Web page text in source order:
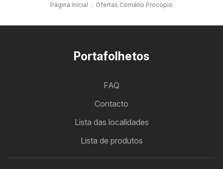
Página Inicial Ofertas Cornélio Procópio
Portafolhetos
FAQ
Contacto
Lista das localidades
Lista de produtos